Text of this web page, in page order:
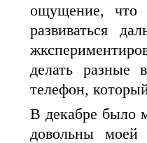
ощущение, что
развиваться
делать разные
телефон,
В декабре было
довольны моей